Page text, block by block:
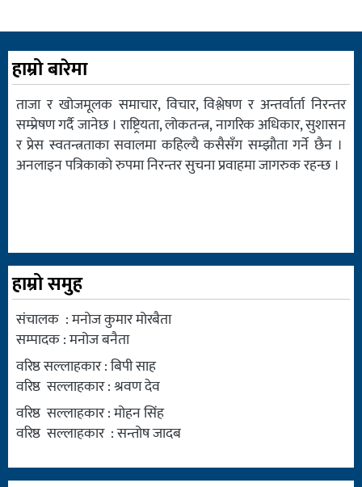
हाम्रो बारेमा
ताजा र खोजमूलक समाचार, विचार, विश्लेषण र अन्तर्वार्ता निरन्तर
सम्प्रेषण गर्दै जानेछ । राष्ट्रियता, लोकतन्त्र, नागरिक अधिकार, सुशासन
र प्रेस स्वतन्त्रताका सवालमा कहिल्यै कसैसँग सम्झौता गर्ने छैन ।
अनलाइन पत्रिकाको रुपमा निरन्तर सुचना प्रवाहमा जागरुक रहन्छ ।
हाम्रो समुह
संचालक : मनोज कुमार मोरबैता
सम्पादक : मनोज बनैता
वरिष्ठ सल्लाहकार : बिपी साह
वरिष्ठ सल्लाहकार : श्रवण देव
वरिष्ठ सल्लाहकार : मोहन सिंह
वरिष्ठ सल्लाहकार : सन्तोष जादब